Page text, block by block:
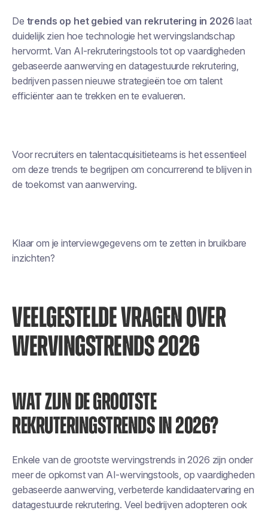
De trends op het gebied van rekrutering in 2026laat
duidelijk zien hoe technologie het wervingslandschap
hervormt. Van AI-rekruteringstools tot op vaardigheden
gebaseerde aanwerving en datagestuurde rekrutering,
bedrijven passen nieuwe strategieën toe om talent
efficiënter aan te trekken en te evalueren.
Voor recruiters en talentacquisitieteams is het essentieel
om deze trends te begrijpen om concurrerend te blijven in
de toekomst van aanwerving.
Klaar om je interviewgegevens om te zetten in bruikbare
inzichten?
VEELGESTELDE VRAGEN OVER
WERVINGSTRENDS 2026
WAT ZIJN DE GROOTSTE
REKRUTERINGSTRENDS IN 2026?
Enkele van de grootste wervingstrends in 2026 zijn onder
meer de opkomst van AI-wervingstools, op vaardigheden
gebaseerde aanwerving, verbeterde kandidaatervaring en
datagestuurde rekrutering. Veel bedrijven adopteren ook